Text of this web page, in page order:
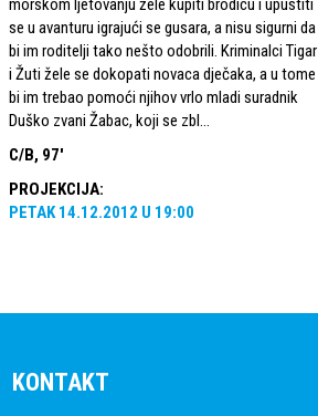
morskom ljetovanju žele kupiti brodicu i upustiti
se u avanturu igrajući se gusara, a nisu sigurni da
bi im roditelji tako nešto odobrili. Kriminalci Tigar
i Žuti žele se dokopati novaca dječaka, a u tome
bi im trebao pomoći njihov vrlo mladi suradnik
Duško zvani Žabac, koji se zbl...
C/B, 97'
PROJEKCIJA:
PETAK 14.12.2012 U 19:00
KONTAKT